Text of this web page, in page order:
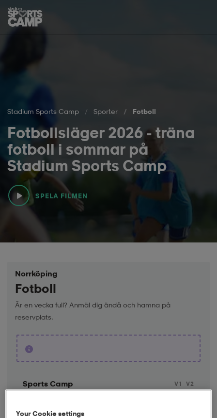
Hoppa till innehåll på sidan
Stadium Sports Camp Sporter Fotboll
Fotbollsläger 2026 - träna
fotboll i sommar på
Stadium Sports Camp
SPELA FILMEN
Norrköping
Fotboll
Är en vecka full? Anmäl dig ändå och hamna på
reservplats.
Sports Camp V1 V2
Your Cookie settings